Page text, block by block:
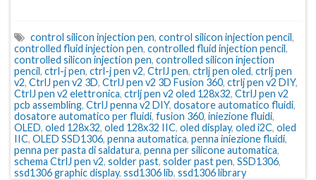
control silicon injection pen, control silicon injection pencil,
controlled fluid injection pen, controlled fluid injection pencil,
controlled silicon injection pen, controlled silicon injection
pencil, ctrl-j pen, ctrl-j pen v2, CtrlJ pen, ctrlj pen oled, ctrlj pen
v2, CtrlJ pen v2 3D, CtrlJ pen v2 3D Fusion 360, ctrlj pen v2 DIY,
CtrlJ pen v2 elettronica, ctrlj pen v2 oled 128x32, CtrlJ pen v2
pcb assembling, CtrlJ penna v2 DIY, dosatore automatico fluidi,
dosatore automatico per fluidi, fusion 360, iniezione fluidi,
OLED, oled 128x32, oled 128x32 IIC, oled display, oled i2C, oled
IIC, OLED SSD1306, penna automatica, penna iniezione fluidi,
penna per pasta di saldatura, penna per silicone automatica,
schema CtrlJ pen v2, solder past, solder past pen, SSD1306,
ssd1306 graphic display, ssd1306 lib, ssd1306 library